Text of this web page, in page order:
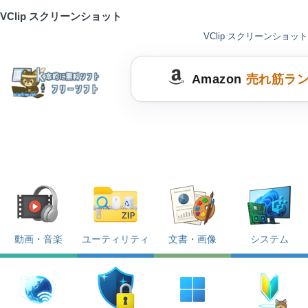
VClip スクリーンショット
VClip スクリーンショット
Amazon 売れ筋ラ
動画・音楽 ユーティリティ 文書・画像 システム